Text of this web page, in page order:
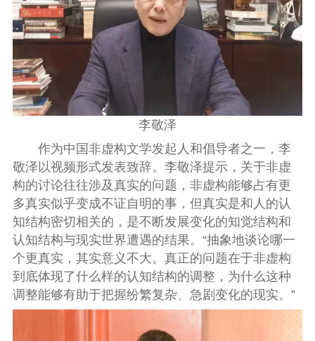
李敬泽
作为中国非虚构文学发起人和倡导者之一，李
敬泽以视频形式发表致辞。李敬泽提示，关于非虚
构的讨论往往涉及真实的问题，非虚构能够占有更
多真实似乎变成不证自明的事，但真实是和人的认
知结构密切相关的，是不断发展变化的知觉结构和
认知结构与现实世界遭遇的结果。“抽象地谈论哪一
个更真实，其实意义不大。真正的问题在于非虚构
到底体现了什么样的认知结构的调整，为什么这种
调整能够有助于把握纷繁复杂、急剧变化的现实。”